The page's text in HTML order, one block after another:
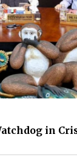
in